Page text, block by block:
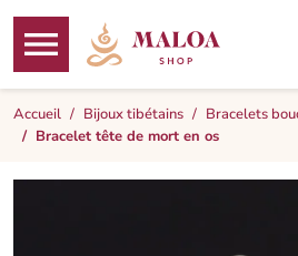

MENU
Accueil Bijoux tibétains Bracelets
Bracelet tête de mort en os